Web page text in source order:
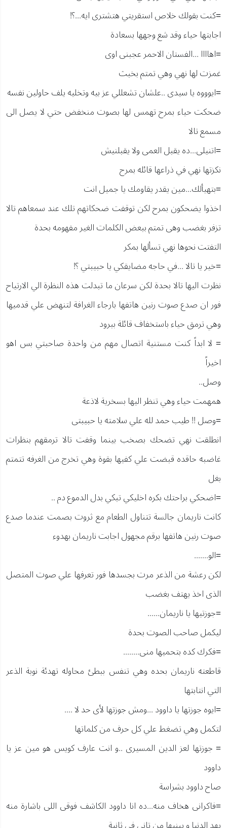
=كنت بقولك خلاص استقريتي هتشترى ايه...؟!
اجابتها حياء وقد شع وجهها بسعادة
=اهاااا ...الفستان الاحمر عجبنى اوى
غمزت لها نهي وهي تمتم بخبث
=ايوووه يا سيدى ..علشان تشعللي عز بيه وتخليه يلف حاولين نفسه
ضحكت حياء بمرح تهمس لها بصوت منخفض حتي لا يصل الى
مسمع تالا
=اتنيلى...ده يقبل العمى ولا يقبلنيش
نكزتها نهي في ذراعها قائله بمرح
=بتهيألك...مين يقدر يقاومك يا جميل انت
اخذوا يضحكون بمرح لكن توقفت ضحكاتهم تلك عند سمعاهم تالا
تزفر بغضب وهى تمتم ببعض الكلمات الغير مفهومه بحدة
التفتت نحوها نهي تسألها بمكر
=خير يا تالا ...في حاجه مضايقكي يا حبيبتي ؟!
نظرت اليها تالا بحدة لكن سرعان ما تبدلت هذه النظرة الي الارتياح
فور ان صدع صوت رنين هاتفها بارجاء الغرافة لتنهض علي قدميها
وهي ترمق حياء باستخفاف قائلة ببرود
= لا ابداً كنت مستنية اتصال مهم من واحدة صاحبتي بس اهو
اخيراً
وصل..
همهمت حياء وهي تنظر اليها بسخرية لاذعة
=وصل !! طيب حمد لله علي سلامته يا حبيبتى
انطلقت نهي تضحك بصخب بينما وقفت تالا ترمقهم بنظرات
غاضبه حاقده قبضت علي كفيها بقوة وهي تخرج من الغرفه تتمتم
بغل
=اضحكي براحتك بكره اخليكي تبكي بدل الدموع دم ..
كانت ناريمان جالسة تتناول الطعام مع ثروت بصمت عندما صدع
صوت رنين هاتفها برقم مجهول اجابت ناريمان بهدوء
=الو.......
لكن رعشة من الذعر مرت بجسدها فور تعرفها علي صوت المتصل
الذى اخذ يهتف بغضب
=جوزتيها يا ناريمان......
ليكمل صاحب الصوت بحدة
=فكرك كده بتحميها منى........
قاطعته ناريمان بحده وهي تنفس ببطئ محاوله تهدئة نوبة الذعر
التي انتابتها
=ايوه جوزتها يا داوود ...ومش جوزتها لأى حد لا ....
لتكمل وهي تضغط علي كل حرف من كلماتها
= جوزتها لعز الدين المسيرى ..و انت عارف كويس هو مين عز يا
داوود
صاح داوود بشراسة
=فاكرانى هخاف منه...ده انا داوود الكاشف فوقى اللى باشارة منه